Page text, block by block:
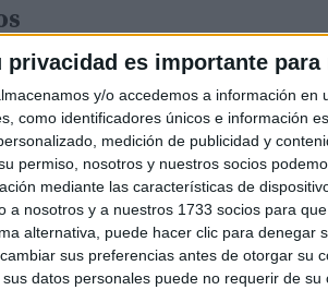
privacidad es importante para
y/o accedemos a información en
como identificadores únicos e información
medición de publicidad y
permiso, nosotros y nuestros socios
mediante las características de
a nosotros y a nuestros 1733 socios para
alternativa, puede hacer clic para denegar
sus preferencias antes de otorgar su
datos personales puede no requerir de
solo en la comodidad, sino
tradicionales. Las opciones
Anuncios